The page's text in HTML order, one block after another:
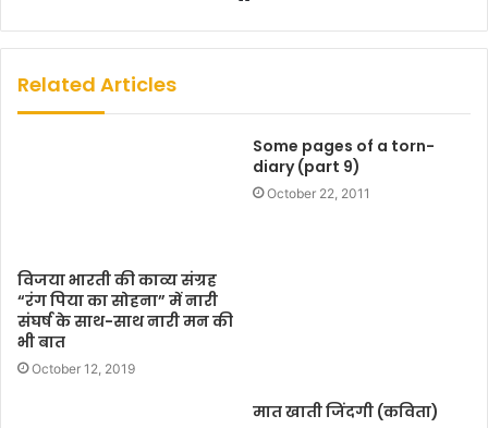
b
e
Related Articles
विजया भारती की काव्य संग्रह
“रंग पिया का सोहना” में नारी
संघर्ष के साथ-साथ नारी मन की
भी बात
October 12, 2019
Some pages of a torn-
diary (part 9)
October 22, 2011
मात खाती जिंदगी (कविता)